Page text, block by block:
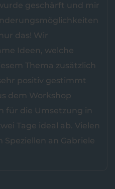
geschärft und mir
das! Wir
Ideen, welche
Thema zusätzlich
positiv gestimmt
dem Workshop
für die Umsetzung in
Tage ideal ab. Vielen
Speziellen an Gabriele